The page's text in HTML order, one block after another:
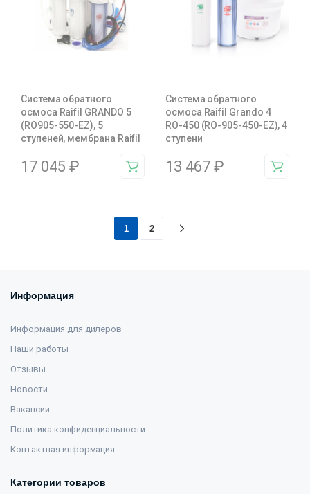
Система обратного
осмоса Raifil GRANDO 5
(RO905-550-EZ), 5
ступеней, мембрана Raifil
17 045 ₽
Система обратного
осмоса Raifil Grando 4
RO-450 (RO-905-450-EZ), 4
ступени
13 467 ₽
1 2
Информация
Информация для дилеров
Наши работы
Отзывы
Новости
Вакансии
Политика конфиденциальности
Контактная информация
Категории товаров